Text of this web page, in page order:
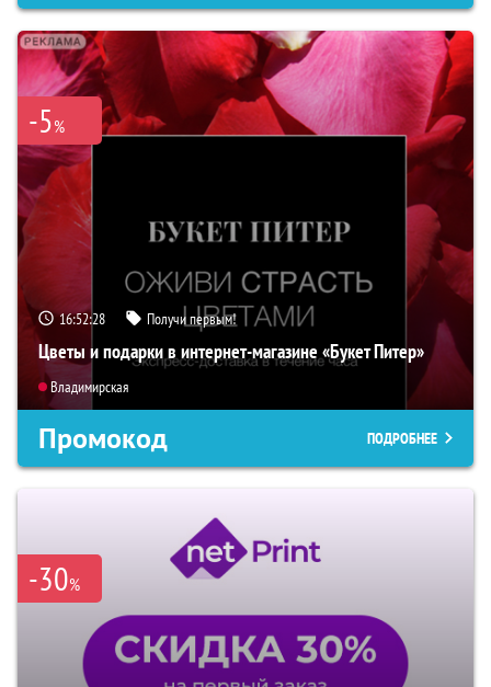
-5%
16:52:27 Получи первым!
Цветы и подарки в интернет-магазине «Букет Питер»
Владимирская
Промокод ПОДРОБНЕЕ
-30%